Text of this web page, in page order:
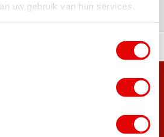
uw gebruik van hun services.
Vor 15:00 Uhr bestellt,
haben sich bereits
an und verpasse nie wieder